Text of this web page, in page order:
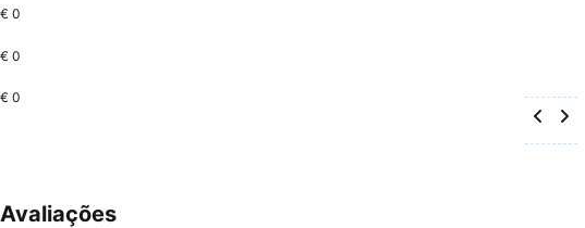
€ 0
€ 0
€ 0
Avaliações